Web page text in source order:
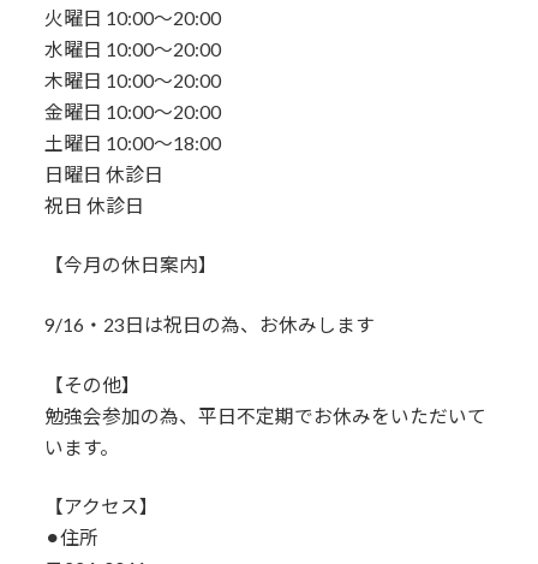
火曜日 10:00〜20:00
水曜日 10:00〜20:00
木曜日 10:00〜20:00
金曜日 10:00〜20:00
土曜日 10:00〜18:00
日曜日 休診日
祝日 休診日
【今月の休日案内】
9/16・23日は祝日の為、お休みします
【その他】
勉強会参加の為、平日不定期でお休みをいただいて
います。
【アクセス】
⚫︎住所